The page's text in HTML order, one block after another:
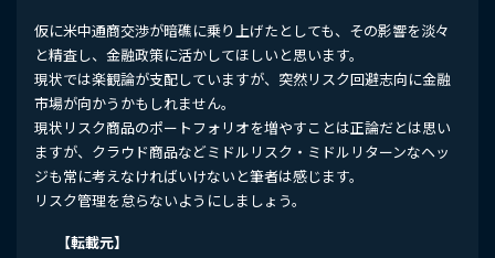
仮に米中通商交渉が暗礁に乗り上げたとしても、その影響を淡々
と精査し、金融政策に活かしてほしいと思います。
現状では楽観論が支配していますが、突然リスク回避志向に金融
市場が向かうかもしれません。
現状リスク商品のポートフォリオを増やすことは正論だとは思い
ますが、クラウド商品などミドルリスク・ミドルリターンなヘッ
ジも常に考えなければいけないと筆者は感じます。
リスク管理を怠らないようにしましょう。
【転載元】